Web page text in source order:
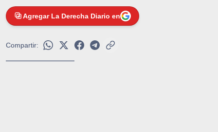
Agregar La Derecha Diario en
Compartir: